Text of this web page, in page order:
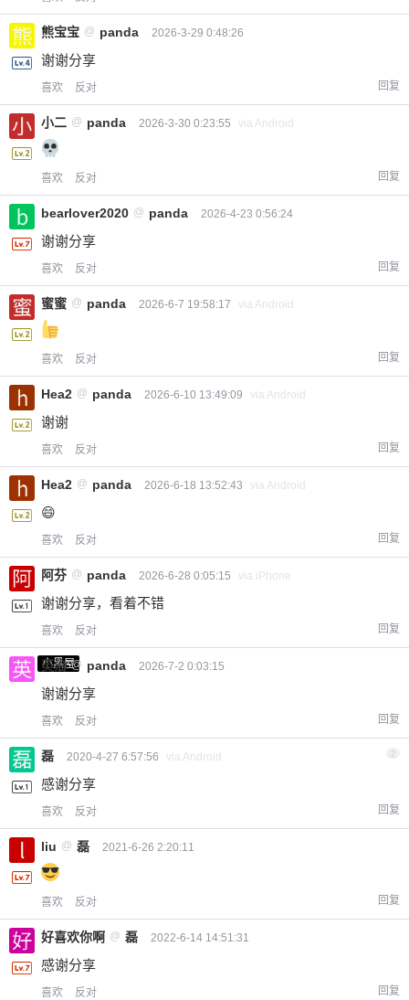
熊宝宝 @ panda 2026-3-29 0:48:26
谢谢分享
喜欢 反对 回复
小二 @ panda 2026-3-30 0:23:55 via Android
喜欢 反对 回复
bearlover2020 @ panda 2026-4-23 0:56:24
谢谢分享
喜欢 反对 回复
蜜蜜 @ panda 2026-6-7 19:58:17 via Android
喜欢 反对 回复
Hea2 @ panda 2026-6-10 13:49:09 via Android
谢谢
喜欢 反对 回复
Hea2 @ panda 2026-6-18 13:52:43 via Android
😄
喜欢 反对 回复
阿芬 @ panda 2026-6-28 0:05:15 via iPhone
谢谢分享，看着不错
喜欢 反对 回复
小黑屋
英治 @ panda 2026-7-2 0:03:15
谢谢分享
喜欢 反对 回复
磊 2020-4-27 6:57:56 via Android 2
感谢分享
喜欢 反对 回复
liu @ 磊 2021-6-26 2:20:11
喜欢 反对 回复
好喜欢你啊 @ 磊 2022-6-14 14:51:31
感谢分享
喜欢 反对 回复